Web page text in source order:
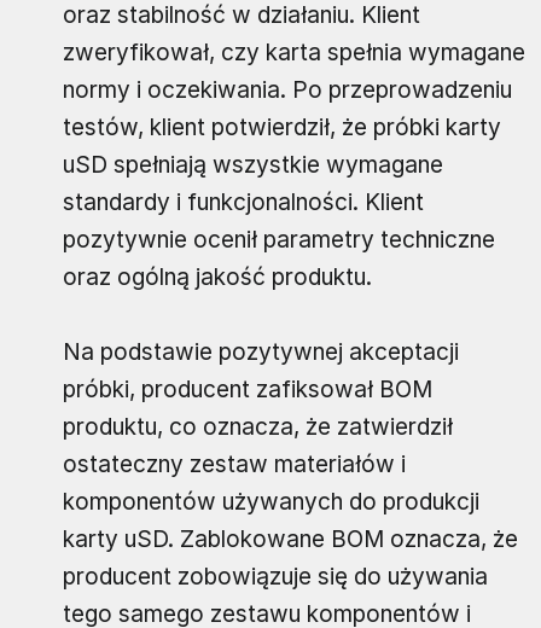
oraz stabilność w działaniu. Klient
zweryfikował, czy karta spełnia wymagane
normy i oczekiwania. Po przeprowadzeniu
testów, klient potwierdził, że próbki karty
uSD spełniają wszystkie wymagane
standardy i funkcjonalności. Klient
pozytywnie ocenił parametry techniczne
oraz ogólną jakość produktu.
Na podstawie pozytywnej akceptacji
próbki, producent zafiksował BOM
produktu, co oznacza, że zatwierdził
ostateczny zestaw materiałów i
komponentów używanych do produkcji
karty uSD. Zablokowane BOM oznacza, że
producent zobowiązuje się do używania
tego samego zestawu komponentów i